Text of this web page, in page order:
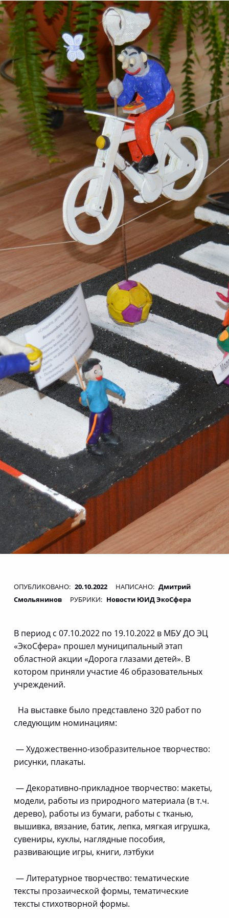
ОПУБЛИКОВАНО: 20.10.2022 НАПИСАНО: Дмитрий
Смольянинов
РУБРИКИ: Новости ЮИД ЭкоСфера
В период с 07.10.2022 по 19.10.2022 в МБУ ДО ЭЦ
«ЭкоСфера» прошел муниципальный этап
областной акции «Дорога глазами детей». В
котором приняли участие 46 образовательных
учреждений.
На выставке было представлено 320 работ по
следующим номинациям:
— Художественно-изобразительное творчество:
рисунки, плакаты.
— Декоративно-прикладное творчество: макеты,
модели, работы из природного материала (в т.ч.
дерево), работы из бумаги, работы с тканью,
вышивка, вязание, батик, лепка, мягкая игрушка,
сувениры, куклы, наглядные пособия,
развивающие игры, книги, лэтбуки
— Литературное творчество: тематические
тексты прозаической формы, тематические
тексты стихотворной формы.